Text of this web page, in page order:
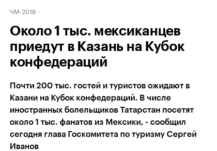
ЧМ-2018
Около 1 тыс. мексиканцев
приедут в Казань на Кубок
конфедераций
Почти 200 тыс. гостей и туристов ожидают в
Казани на Кубок конфедераций. В числе
иностранных болельщиков Татарстан посетят
около 1 тыс. фанатов из Мексики, - сообщил
сегодня глава Госкомитета по туризму Сергей
Иванов